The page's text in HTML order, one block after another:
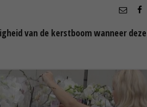
van de kerstboom wanneer